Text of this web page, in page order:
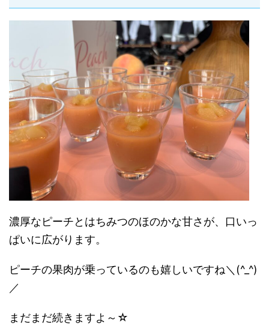
濃厚なピーチとはちみつのほのかな甘さが、口いっ
ぱいに広がります。
ピーチの果肉が乗っているのも嬉しいですね＼(^_^)
／
まだまだ続きますよ～☆